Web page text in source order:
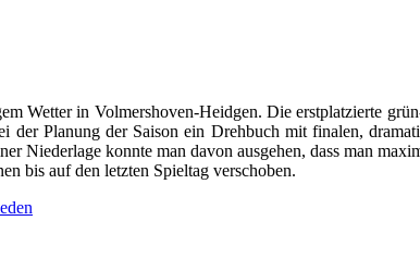
Wetter in Volmershoven-Heidgen. Die erstplatzierte
der Planung der Saison ein Drehbuch mit finalen,
Niederlage konnte man davon ausgehen, dass man
bis auf den letzten Spieltag verschoben.